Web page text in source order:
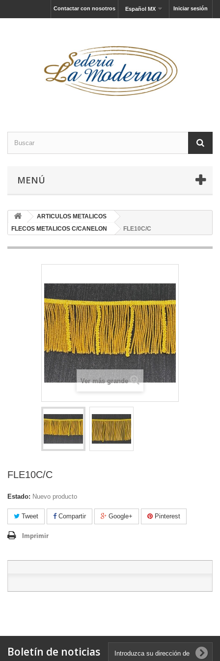
Iniciar sesión
Español MX
Contactar con nosotros
MENÚ
ARTICULOS METALICOS
FLECOS METALICOS C/CANELON
FLE10C/C
Ver más grande
FLE10C/C
Estado: Nuevo producto
Tweet Compartir Google+ Pinterest
Imprimir
Boletín de noticias